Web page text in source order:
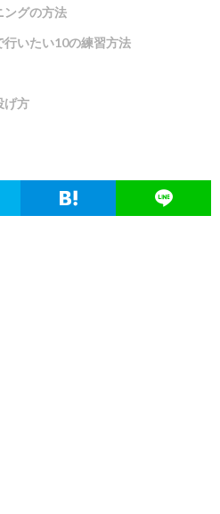
ングの方法
いたい10の練習方法
げ方